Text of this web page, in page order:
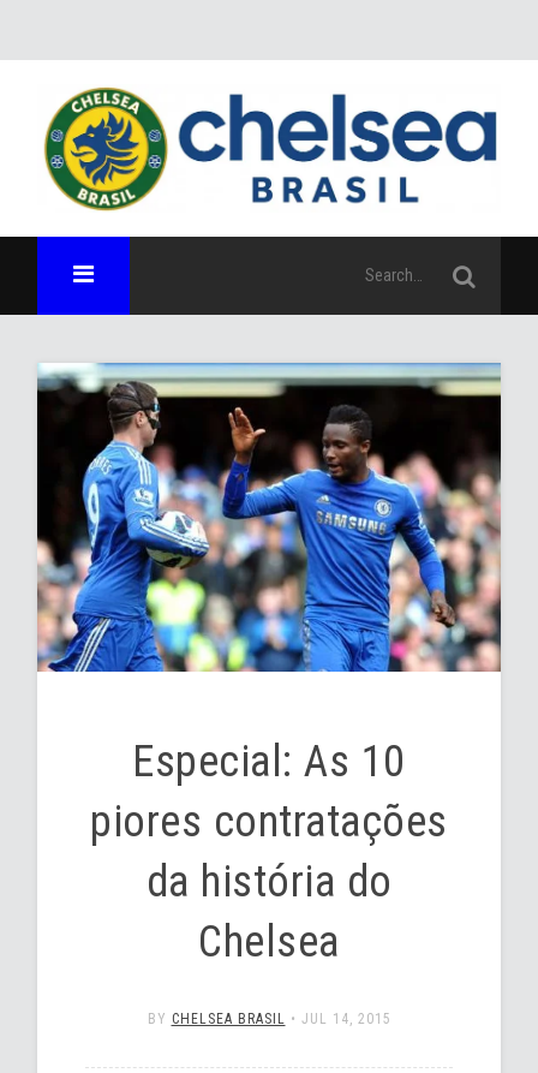
Especial: As 10
piores contratações
da história do
Chelsea
BY CHELSEA BRASIL • JUL 14, 2015